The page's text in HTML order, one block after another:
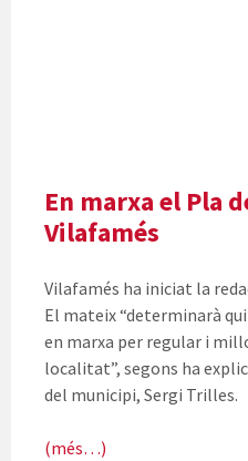
En marxa el Pla
Vilafamés
Vilafamés ha iniciat la
El mateix “determinarà
en marxa per regular i
localitat”, segons ha
del municipi, Sergi Trilles.
(més…)